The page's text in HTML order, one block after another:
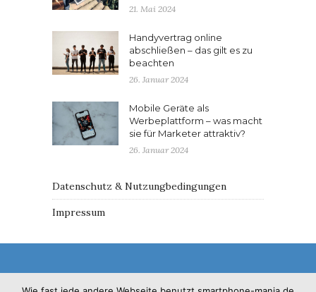
21. Mai 2024
Handyvertrag online
abschließen – das gilt es zu
beachten
26. Januar 2024
Mobile Geräte als
Werbeplattform – was macht
sie für Marketer attraktiv?
26. Januar 2024
Datenschutz & Nutzungbedingungen
Impressum